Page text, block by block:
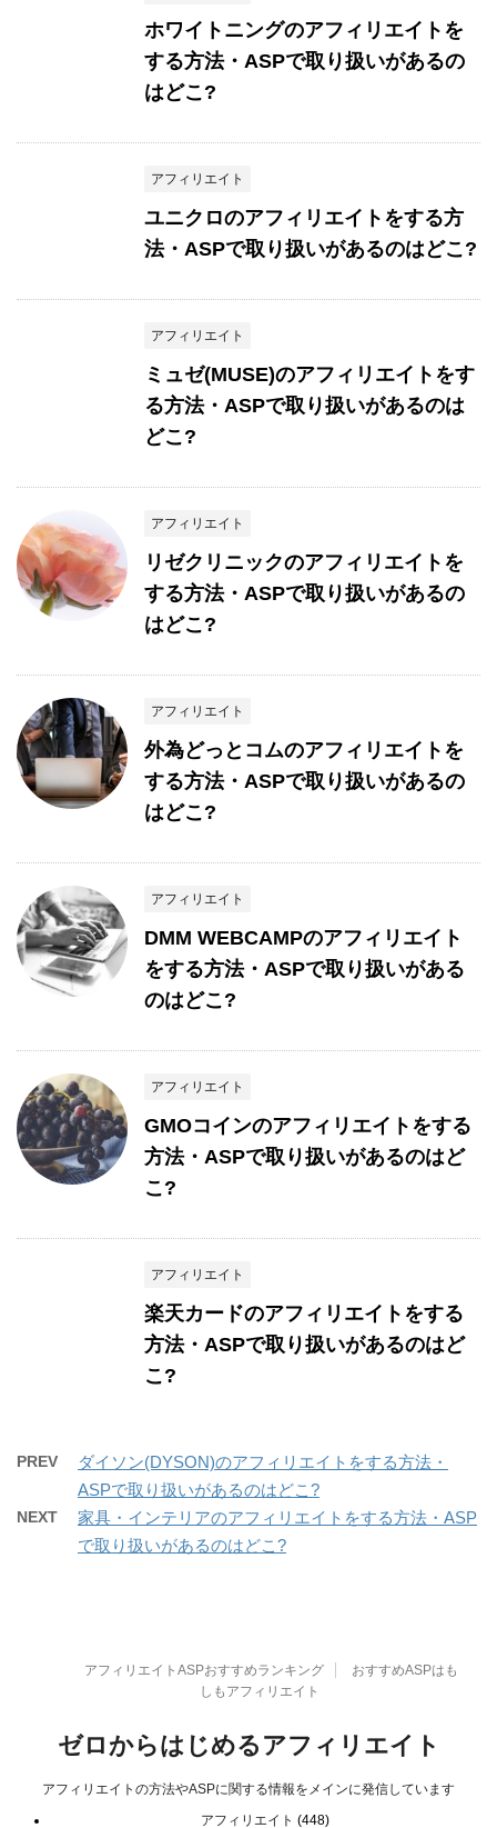
ホワイトニングのアフィリエイトを
する方法・ASPで取り扱いがあるの
はどこ?
アフィリエイト
ユニクロのアフィリエイトをする方
法・ASPで取り扱いがあるのはどこ?
アフィリエイト
ミュゼ(MUSE)のアフィリエイトをす
る方法・ASPで取り扱いがあるのは
どこ?
アフィリエイト
リゼクリニックのアフィリエイトを
する方法・ASPで取り扱いがあるの
はどこ?
アフィリエイト
外為どっとコムのアフィリエイトを
する方法・ASPで取り扱いがあるの
はどこ?
アフィリエイト
DMM WEBCAMPのアフィリエイト
をする方法・ASPで取り扱いがある
のはどこ?
アフィリエイト
GMOコインのアフィリエイトをする
方法・ASPで取り扱いがあるのはど
こ?
アフィリエイト
楽天カードのアフィリエイトをする
方法・ASPで取り扱いがあるのはど
こ?
PREV
ダイソン(DYSON)のアフィリエイトをする方法・
ASPで取り扱いがあるのはどこ?
NEXT
家具・インテリアのアフィリエイトをする方法・ASP
で取り扱いがあるのはどこ?
アフィリエイトASPおすすめランキング
おすすめASPはも
しもアフィリエイト
ゼロからはじめるアフィリエイト
アフィリエイトの方法やASPに関する情報をメインに発信しています
アフィリエイト (448)